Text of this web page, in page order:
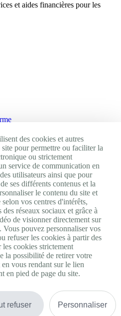
et aides financières pour les
gratuitsDe 9h à 18h.
des cookies et autres
pour permettre ou faciliter la
ou strictement
service de communication en
utilisateurs ainsi que pour
ses différents contenus et la
le contenu du site et
vos centres d'intérêts,
réseaux sociaux et grâce à
de visionner directement sur
pouvez personnaliser vos
refuser les cookies à partir des
les cookies strictement
la possibilité de retirer votre
vous rendant sur le lien
en pied de page du site.
refuser Personnaliser